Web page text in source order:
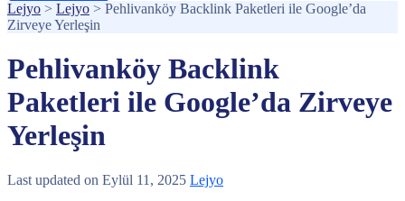
Lejyo > Lejyo > Pehlivanköy Backlink Paketleri ile Google’da
Zirveye Yerleşin
Pehlivanköy Backlink
Paketleri ile Google’da Zirveye
Yerleşin
Last updated on Eylül 11, 2025 Lejyo